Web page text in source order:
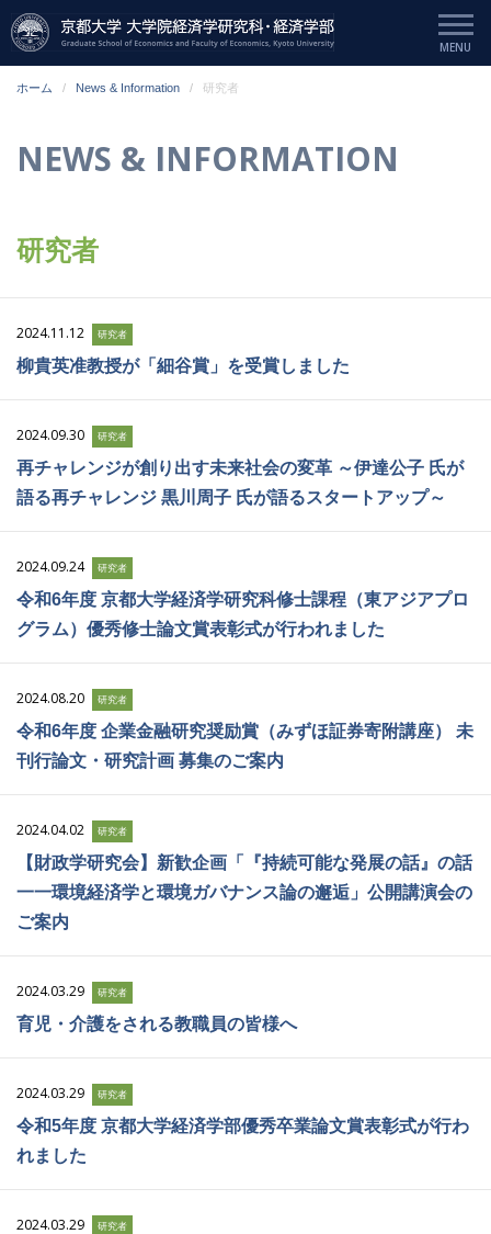
ホーム News & Information 研究者
NEWS & INFORMATION
研究者
2024.11.12 研究者
柳貴英准教授が「細谷賞」を受賞しました
2024.09.30 研究者
再チャレンジが創り出す未来社会の変革 ～伊達公子 氏が
語る再チャレンジ 黒川周子 氏が語るスタートアップ～
2024.09.24 研究者
令和6年度 京都大学経済学研究科修士課程（東アジアプロ
グラム）優秀修士論文賞表彰式が行われました
2024.08.20 研究者
令和6年度 企業金融研究奨励賞（みずほ証券寄附講座） 未
刊行論文・研究計画 募集のご案内
2024.04.02 研究者
【財政学研究会】新歓企画「『持続可能な発展の話』の話
一一環境経済学と環境ガバナンス論の邂逅」公開講演会の
ご案内
2024.03.29 研究者
育児・介護をされる教職員の皆様へ
2024.03.29 研究者
令和5年度 京都大学経済学部優秀卒業論文賞表彰式が行わ
れました
2024.03.29 研究者